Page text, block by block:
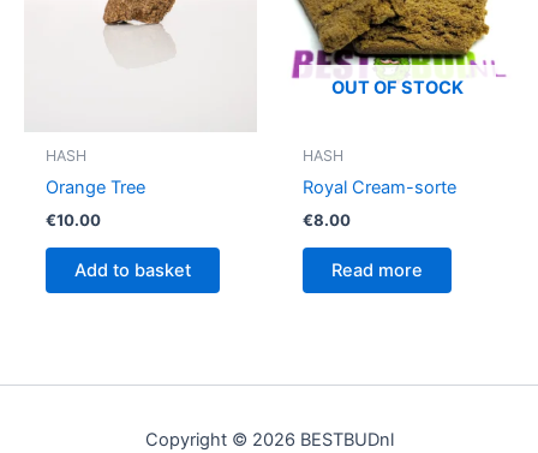
HASH
Orange Tree
€10.00
Add to basket
OUT OF STOCK
HASH
Royal Cream-sorte
€8.00
Read more
Copyright © 2026 BESTBUDnl